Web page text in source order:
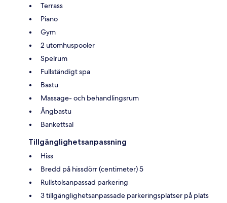
Terrass
Piano
Gym
2 utomhuspooler
Spelrum
Fullständigt spa
Bastu
Massage- och behandlingsrum
Ångbastu
Bankettsal
Tillgänglighetsanpassning
Hiss
Bredd på hissdörr (centimeter) 5
Rullstolsanpassad parkering
3 tillgänglighetsanpassade parkeringsplatser på plats